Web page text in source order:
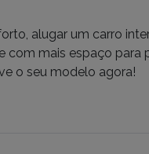
alugar um carro
com mais espaço para
o seu modelo agora!